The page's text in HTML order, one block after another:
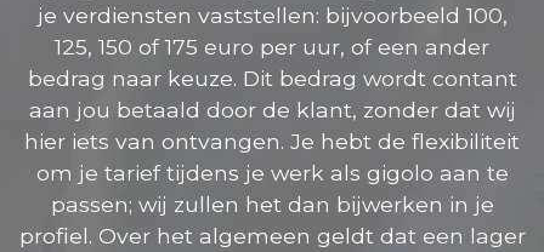
je verdiensten vaststellen: bijvoorbeeld 100,
125, 150 of 175 euro per uur, of een ander
bedrag naar keuze. Dit bedrag wordt contant
aan jou betaald door de klant, zonder dat wij
hier iets van ontvangen. Je hebt de flexibiliteit
om je tarief tijdens je werk als gigolo aan te
passen; wij zullen het dan bijwerken in je
profiel. Over het algemeen geldt dat een lager